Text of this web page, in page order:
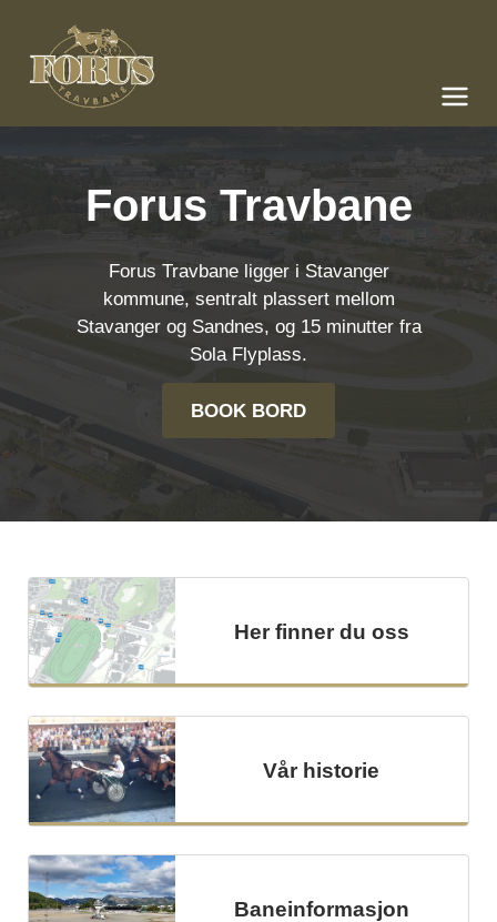
Forus Travbane
Forus Travbane ligger i Stavanger
kommune, sentralt plassert mellom
Stavanger og Sandnes, og 15 minutter fra
Sola Flyplass.
BOOK BORD
Her finner du oss
Vår historie
Baneinformasjon